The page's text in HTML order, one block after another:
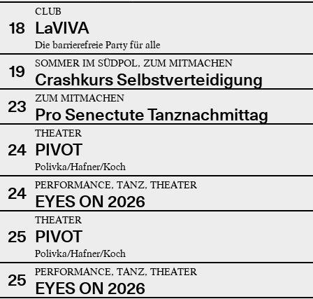
18
CLUB
LaVIVA
Die barrierefreie Party für alle
19 SOMMER IM SÜDPOL, ZUM MITMACHEN
Crashkurs Selbstverteidigung
23
ZUM MITMACHEN
Pro Senectute Tanznachmittag
24
THEATER
PIVOT
Polivka/Hafner/Koch
24 PERFORMANCE, TANZ, THEATER
EYES ON 2026
25
THEATER
PIVOT
Polivka/Hafner/Koch
25 PERFORMANCE, TANZ, THEATER
EYES ON 2026